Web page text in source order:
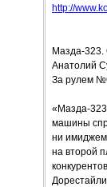
http://
Мазда-323.
Анатолий
За рулем
«Мазда-
машины
ни имиджем
на второй
конкурентов